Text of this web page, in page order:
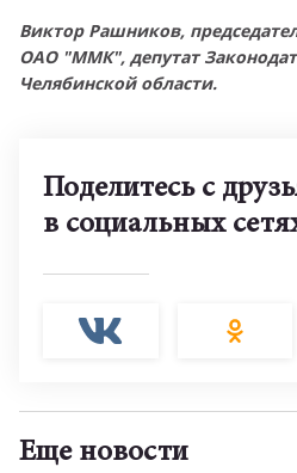
Виктор Рашников,
ОАО "ММК", депутат
Челябинской области.
Поделитесь с
в социальных
Еще новости